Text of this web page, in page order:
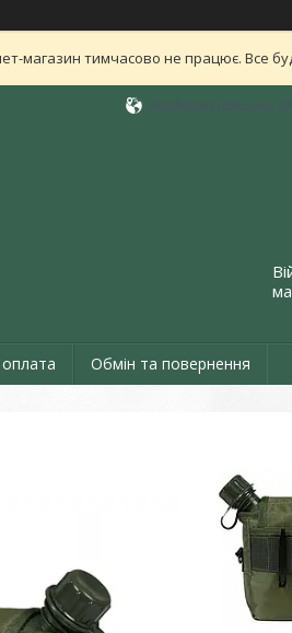
магазин тимчасово не працює. Все
Обмін та повернення